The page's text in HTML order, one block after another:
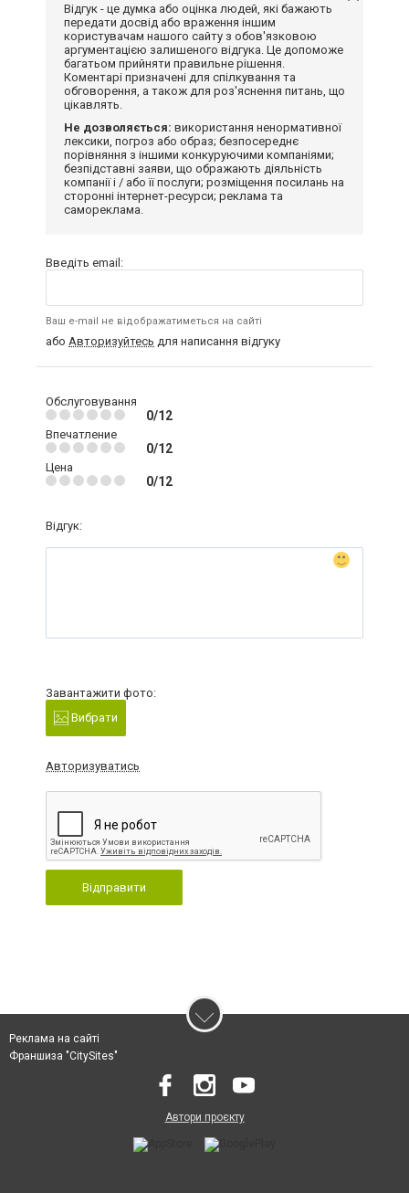
Відгук - це думка або оцінка людей, які бажають
передати досвід або враження іншим
користувачам нашого сайту з обов'язковою
аргументацією залишеного відгука. Це допоможе
багатьом прийняти правильне рішення.
Коментарі призначені для спілкування та
обговорення, а також для роз'яснення питань, що
цікавлять.
Не дозволяється: використання ненормативної
лексики, погроз або образ; безпосереднє
порівняння з іншими конкуруючими компаніями;
безпідставні заяви, що ображають діяльність
компанії і / або її послуги; розміщення посилань на
сторонні інтернет-ресурси; реклама та
самореклама.
Введіть email:
Ваш e-mail не відображатиметься на сайті
або Авторизуйтесь для написання відгуку
Обслуговування
0/12
Впечатление
0/12
Цена
0/12
Відгук:
Завантажити фото:
Вибрати
Авторизуватись
Відправити
Реклама на сайті
Франшиза "CitySites"
Автори проєкту